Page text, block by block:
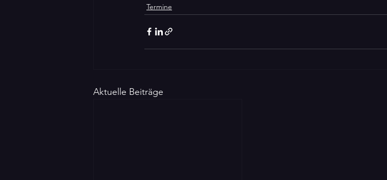
Termine
Aktuelle Beiträge